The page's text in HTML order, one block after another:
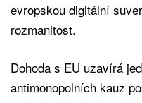
evropskou digitální
rozmanitost.
Dohoda s EU uzavírá
antimonopolních kauz